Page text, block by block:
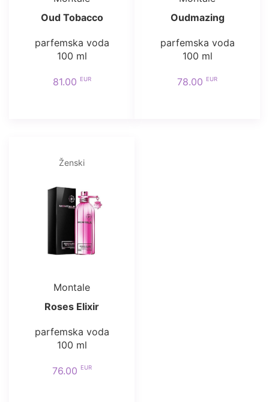
Oud Tobacco
parfemska voda
100 ml
81.00 EUR
Oudmazing
parfemska voda
100 ml
78.00 EUR
Ženski
Montale
Roses Elixir
parfemska voda
100 ml
76.00 EUR